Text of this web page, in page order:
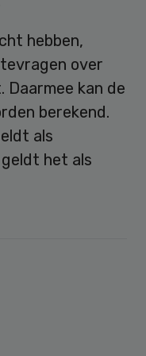
hebben,
over
Daarmee kan de
berekend.
als
het als